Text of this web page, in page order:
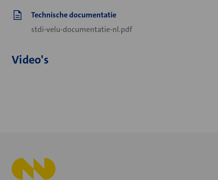
Technische documentatie
stdi-velu-documentatie-nl.pdf
Video's